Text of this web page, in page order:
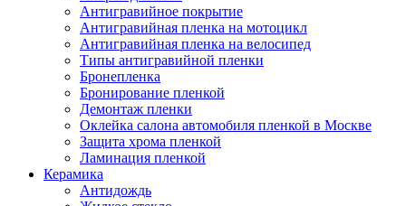
Антигравийное покрытие
Антигравийная пленка на мотоцикл
Антигравийная пленка на велосипед
Типы антигравийной пленки
Бронепленка
Бронирование пленкой
Демонтаж пленки
Оклейка салона автомобиля пленкой в Москве
Защита хрома пленкой
Ламинация пленкой
Керамика
Антидождь